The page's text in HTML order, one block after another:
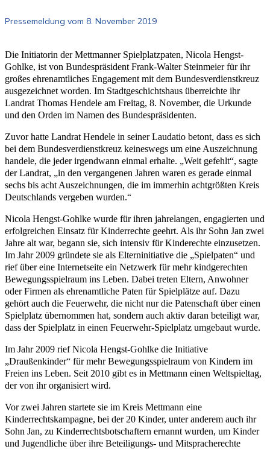
Pressemeldung vom 8. November 2019
Die Initiatorin der Mettmanner Spielplatzpaten, Nicola Hengst-
Gohlke, ist von Bundespräsident Frank-Walter Steinmeier für ihr
großes ehrenamtliches Engagement mit dem Bundesverdienstkreuz
ausgezeichnet worden. Im Stadtgeschichtshaus überreichte ihr
Landrat Thomas Hendele am Freitag, 8. November, die Urkunde
und den Orden im Namen des Bundespräsidenten.
Zuvor hatte Landrat Hendele in seiner Laudatio betont, dass es sich
bei dem Bundesverdienstkreuz keineswegs um eine Auszeichnung
handele, die jeder irgendwann einmal erhalte. „Weit gefehlt“, sagte
der Landrat, „in den vergangenen Jahren waren es gerade einmal
sechs bis acht Auszeichnungen, die im immerhin achtgrößten Kreis
Deutschlands vergeben wurden.“
Nicola Hengst-Gohlke wurde für ihren jahrelangen, engagierten und
erfolgreichen Einsatz für Kinderrechte geehrt. Als ihr Sohn Jan zwei
Jahre alt war, begann sie, sich intensiv für Kinderechte einzusetzen.
Im Jahr 2009 gründete sie als Elterninitiative die „Spielpaten“ und
rief über eine Internetseite ein Netzwerk für mehr kindgerechten
Bewegungsspielraum ins Leben. Dabei treten Eltern, Anwohner
oder Firmen als ehrenamtliche Paten für Spielplätze auf. Dazu
gehört auch die Feuerwehr, die nicht nur die Patenschaft über einen
Spielplatz übernommen hat, sondern auch aktiv daran beteiligt war,
dass der Spielplatz in einen Feuerwehr-Spielplatz umgebaut wurde.
Im Jahr 2009 rief Nicola Hengst-Gohlke die Initiative
„Draußenkinder“ für mehr Bewegungsspielraum von Kindern im
Freien ins Leben. Seit 2010 gibt es in Mettmann einen Weltspieltag,
der von ihr organisiert wird.
Vor zwei Jahren startete sie im Kreis Mettmann eine
Kinderrechtskampagne, bei der 20 Kinder, unter anderem auch ihr
Sohn Jan, zu Kinderrechtsbotschaftern ernannt wurden, um Kinder
und Jugendliche über ihre Beteiligungs- und Mitspracherechte